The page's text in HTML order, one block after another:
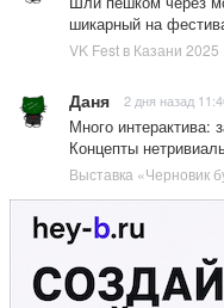
шикарный на
VK Fest в Казани 2025
Даня 2 дня назад
Много интерактива:
Концепты
Выставка «Черновик